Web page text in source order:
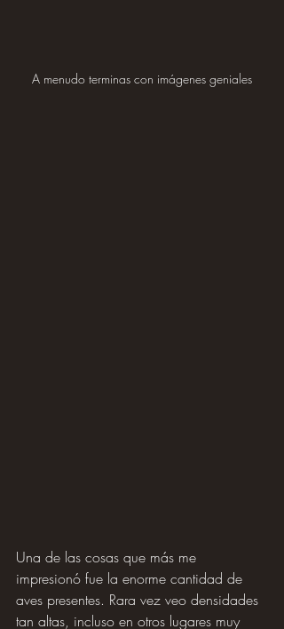
A menudo terminas con imágenes geniales
Una de las cosas que más me
impresionó fue la enorme cantidad de
aves presentes. Rara vez veo densidades
tan altas, incluso en otros lugares muy